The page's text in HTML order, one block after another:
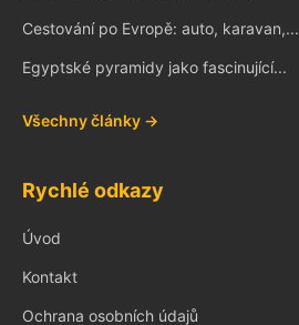
Cestování po Evropě: auto, karavan,...
Egyptské pyramidy jako fascinující...
Všechny články →
Rychlé odkazy
Úvod
Kontakt
Ochrana osobních údajů